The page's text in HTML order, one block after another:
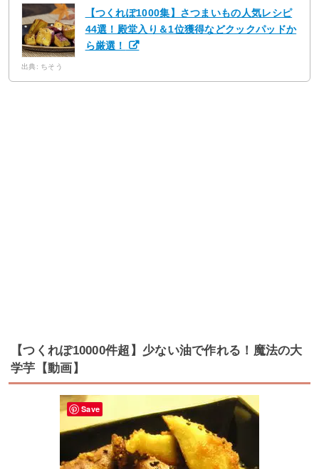
【つくれぽ1000集】さつまいもの人気レシピ
44選！殿堂入り＆1位獲得などクックパッドか
ら厳選！
出典: ちそう
【つくれぽ10000件超】少ない油で作れる！魔法の大
学芋【動画】
Save